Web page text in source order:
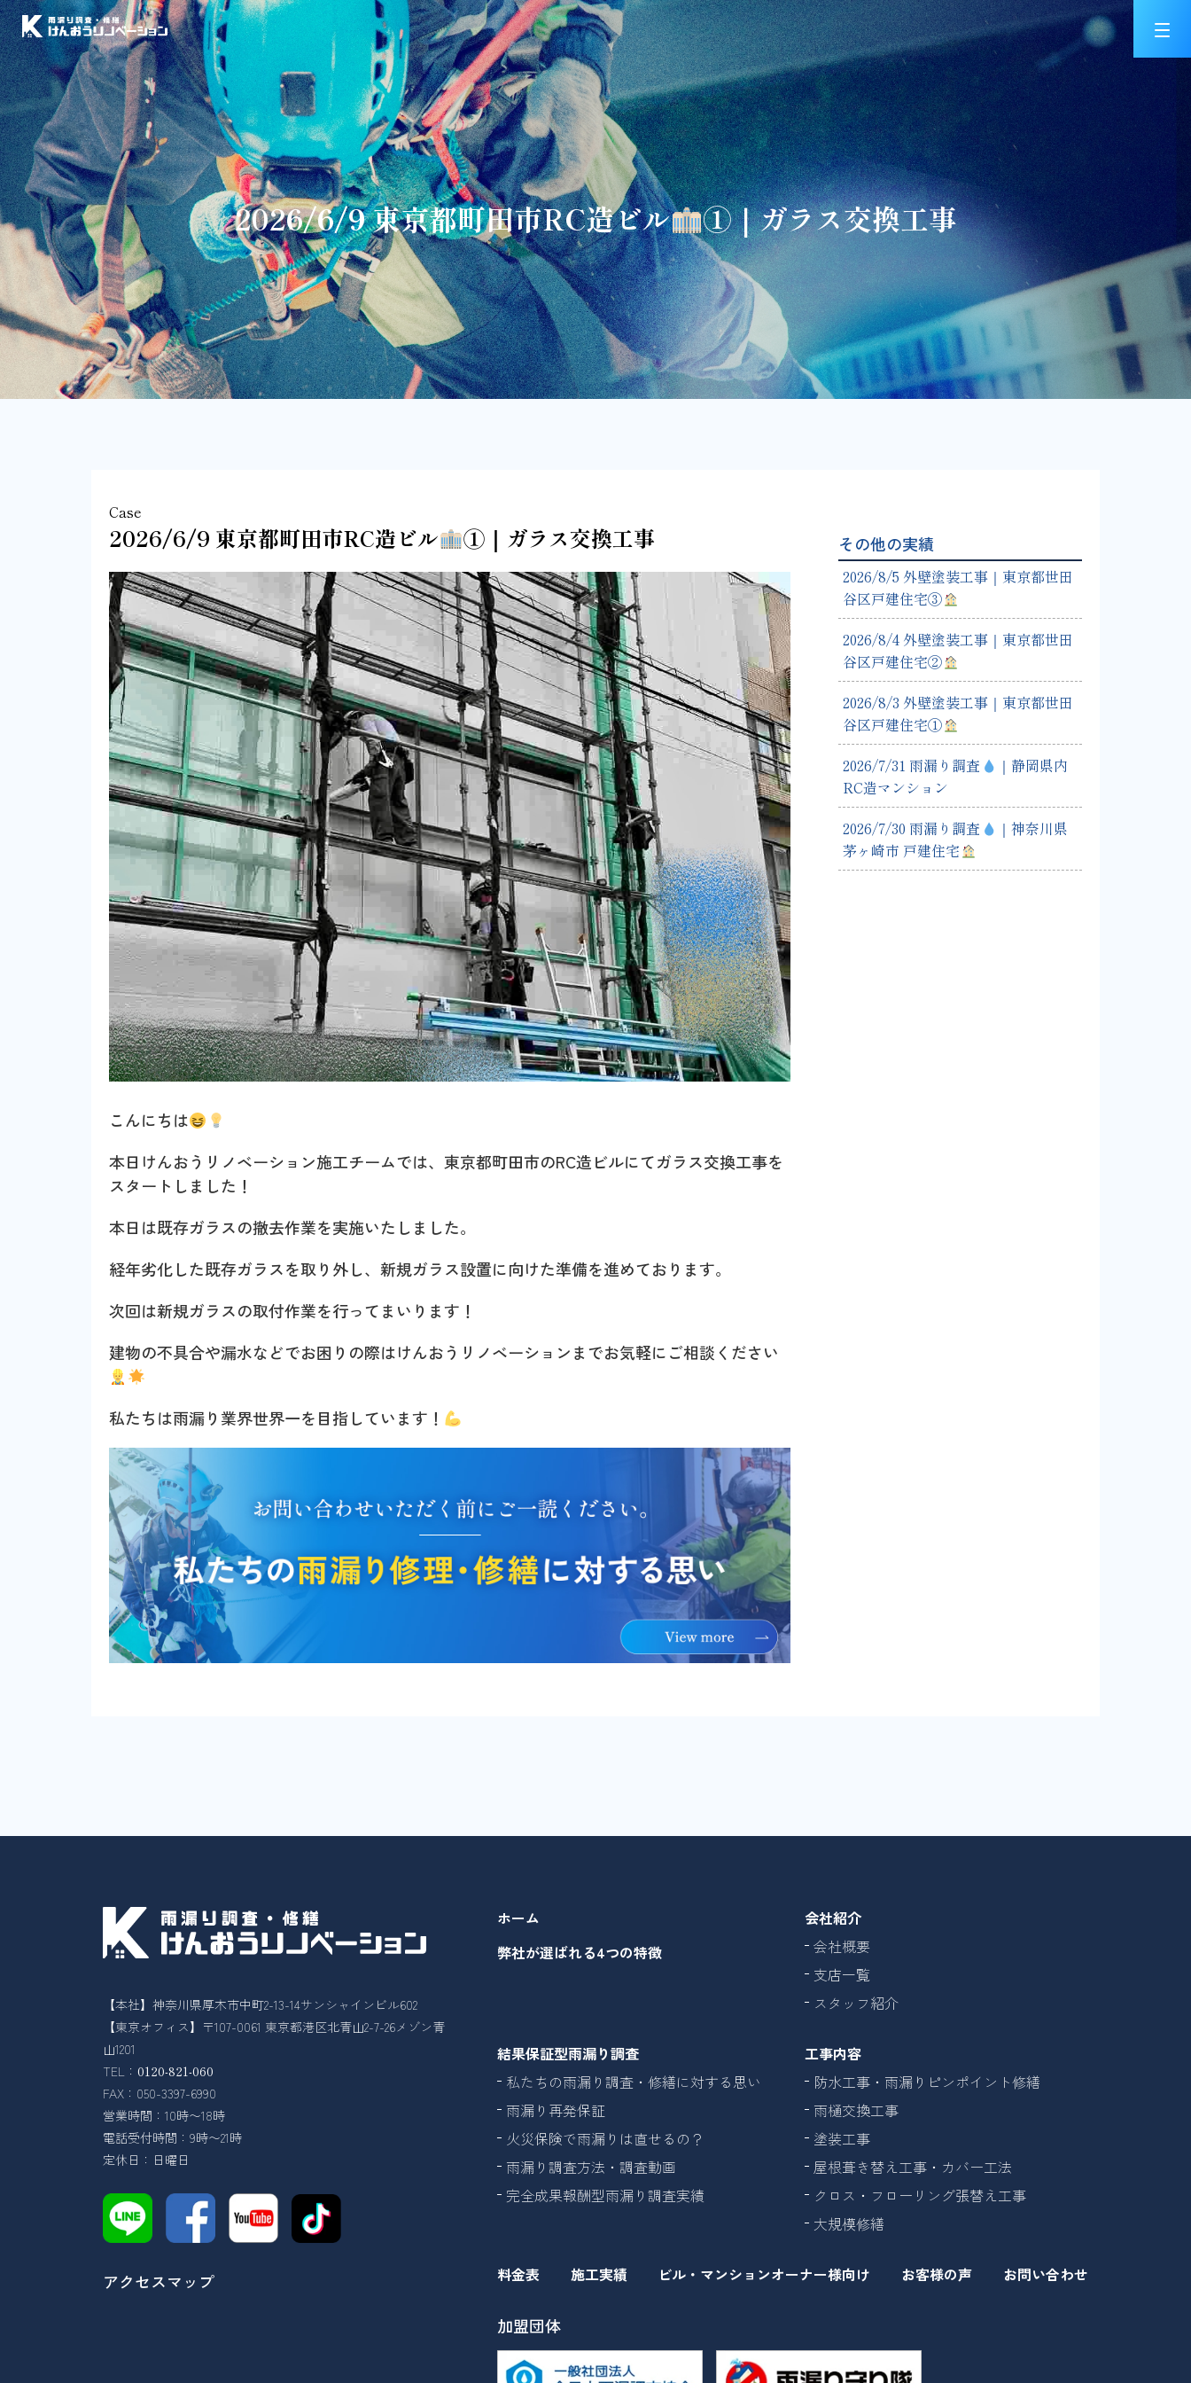
2026/6/9 東京都町田市RC造ビル ①｜ガラス交換工事
Case
2026/6/9 東京都町田市RC造ビル ①｜ガラス交換工事
こんにちは
本日けんおうリノベーション施工チームでは、東京都町田市のRC造ビルにてガラス交換工事を
スタートしました！
本日は既存ガラスの撤去作業を実施いたしました。
経年劣化した既存ガラスを取り外し、新規ガラス設置に向けた準備を進めております。
次回は新規ガラスの取付作業を行ってまいります！
建物の不具合や漏水などでお困りの際はけんおうリノベーションまでお気軽にご相談ください
私たちは雨漏り業界世界一を目指しています！
その他の実績
2026/8/5 外壁塗装工事｜東京都世田
谷区戸建住宅③
2026/8/4 外壁塗装工事｜東京都世田
谷区戸建住宅②
2026/8/3 外壁塗装工事｜東京都世田
谷区戸建住宅①
2026/7/31 雨漏り調査
｜静岡県内
RC造マンション
2026/7/30 雨漏り調査
｜神奈川県
茅ヶ崎市 戸建住宅
【本社】神奈川県厚木市中町2-13-14サンシャインビル602
【東京オフィス】〒107-0061 東京都港区北青山2-7-26メゾン青
山1201
TEL： 0120-821-060
FAX：050-3397-6990
営業時間：10時〜18時
電話受付時間：9時〜21時
定休日：日曜日
アクセスマップ
ホーム
弊社が選ばれる4つの特徴
会社紹介
会社概要
支店一覧
スタッフ紹介
結果保証型雨漏り調査
私たちの雨漏り調査・修繕に対する思い
雨漏り再発保証
火災保険で雨漏りは直せるの？
雨漏り調査方法・調査動画
完全成果報酬型雨漏り調査実績
工事内容
防水工事・雨漏りピンポイント修繕
雨樋交換工事
塗装工事
屋根葺き替え工事・カバー工法
クロス・フローリング張替え工事
大規模修繕
料金表 施工実績 ビル・マンションオーナー様向け お客様の声 お問い合わせ
加盟団体